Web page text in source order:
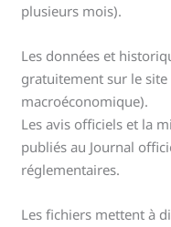
plusieurs mois).
Les données et
gratuitement sur le site
macroéconomique).
Les avis officiels et la
publiés au Journal
réglementaires.
Les fichiers mettent à